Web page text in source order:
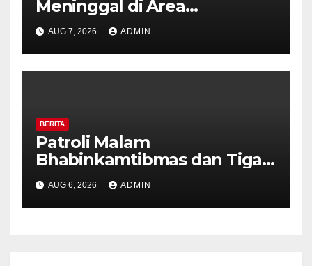
Meninggal di Area
Persawahan Kalibeji, Polisi
Pastikan Tidak Ada Tanda
Kekerasan
AUG 7, 2026 ADMIN
BERITA
Patroli Malam
Bhabinkamtibmas dan Tiga
Pilar Kelurahan Ungaran
Perkuat Kamtibmas, Warga
Diajak Aktifkan Ronda
AUG 6, 2026 ADMIN